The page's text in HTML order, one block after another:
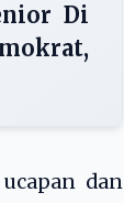
Di
dan